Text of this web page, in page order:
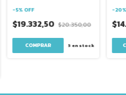
-5% OFF
$19.332,50 $20.350,00
5 en stock
-20